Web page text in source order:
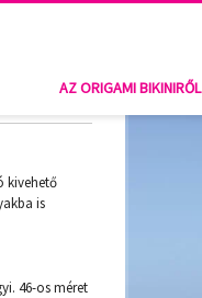
AZ ORIGAMI BIKINIRŐL
kivehető
is
46-os méret